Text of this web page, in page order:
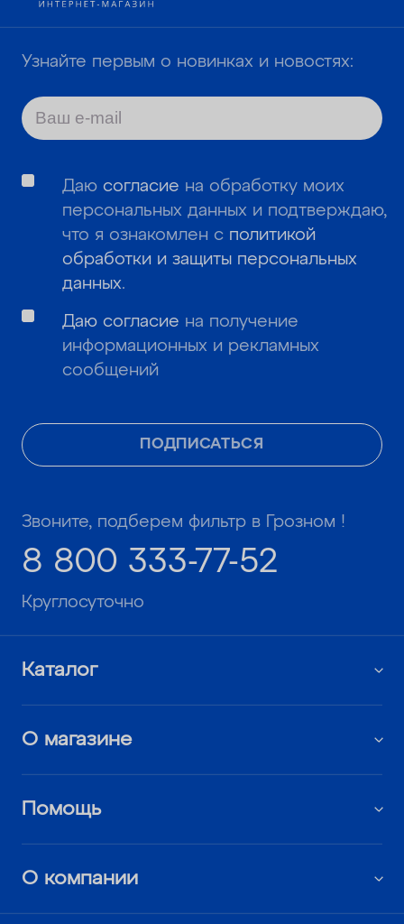
Узнайте первым о новинках и новостях:
ПОДПИСАТЬСЯ
Даю согласие на обработку моих
персональных данных и подтверждаю,
что я ознакомлен с политикой
обработки и защиты персональных
данных.
Даю согласие на получение
информационных и рекламных
сообщений
Звоните, подберем фильтр в Грозном !
8 800 333-77-52
Круглосуточно
Каталог
О магазине
Помощь
О компании